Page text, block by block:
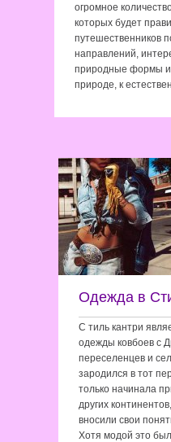
огромное
которых будет
путешественников
направлений,
природные формы и
природе, к
Одежда в
С тиль кантри
одежды ковбоев с
переселенцев и
зародился в тот
только начинала
других
вносили свои
Хотя модой это